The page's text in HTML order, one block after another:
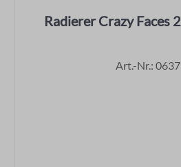
Radierer Crazy Faces
Art.-Nr.: